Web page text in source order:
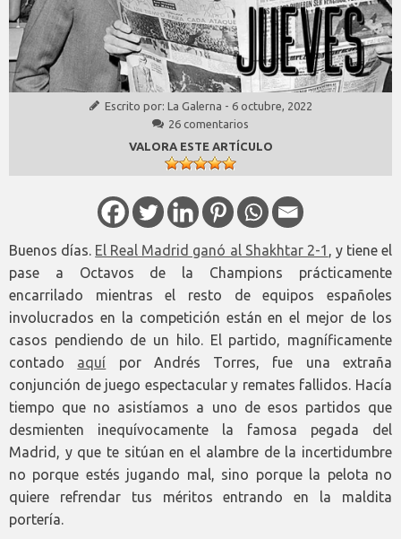
Escrito por: La Galerna - 6 octubre, 2022
26 comentarios
VALORA ESTE ARTÍCULO
Buenos días. El Real Madrid ganó al Shakhtar 2-1
, y tiene el
pase a Octavos de la Champions prácticamente
encarrilado mientras el resto de equipos españoles
involucrados en la competición están en el mejor de los
casos pendiendo de un hilo. El partido, magníficamente
contado aquí por Andrés Torres, fue una extraña
conjunción de juego espectacular y remates fallidos. Hacía
tiempo que no asistíamos a uno de esos partidos que
desmienten inequívocamente la famosa pegada del
Madrid, y que te sitúan en el alambre de la incertidumbre
no porque estés jugando mal, sino porque la pelota no
quiere refrendar tus méritos entrando en la maldita
portería.